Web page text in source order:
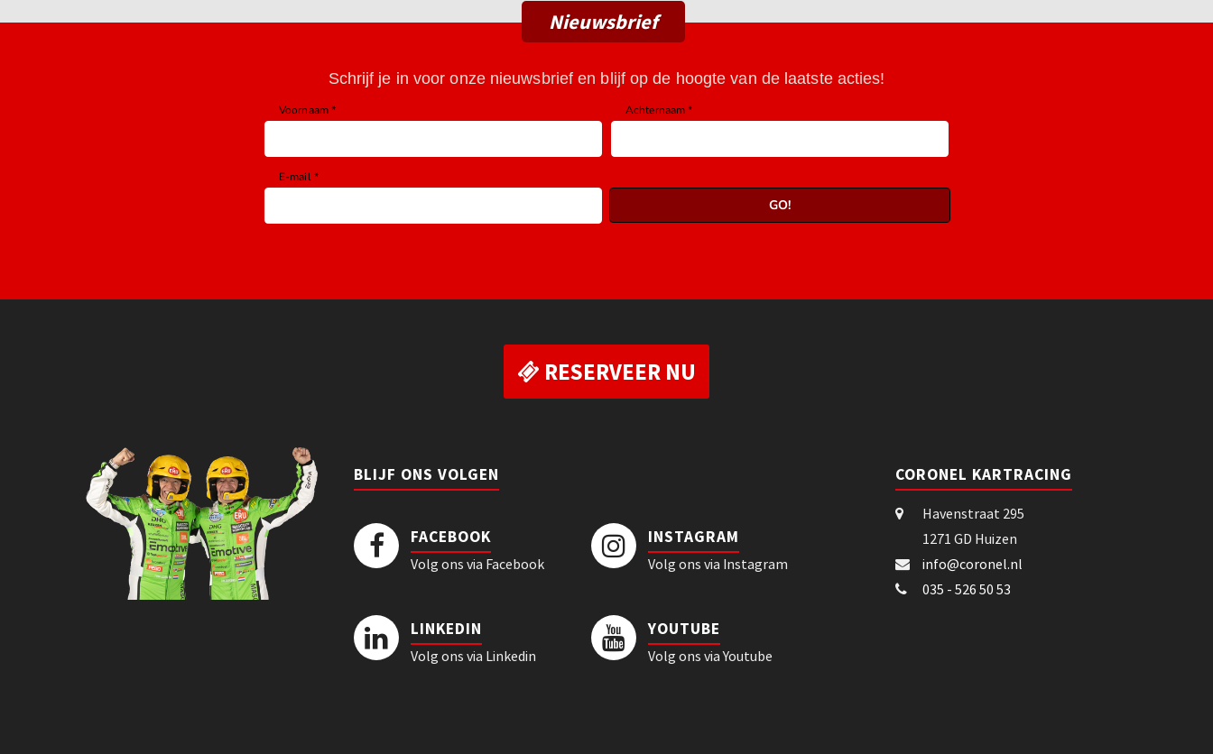
Nieuwsbrief
RESERVEER NU
BLIJF ONS VOLGEN
FACEBOOK
Volg ons via Facebook
INSTAGRAM
Volg ons via Instagram
LINKEDIN
Volg ons via Linkedin
YOUTUBE
Volg ons via Youtube
CORONEL KARTRACING
Havenstraat 295
1271 GD Huizen
info@coronel.nl
035 - 526 50 53